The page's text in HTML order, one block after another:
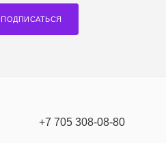
ПОДПИСАТЬСЯ
+7 705 308-08-80